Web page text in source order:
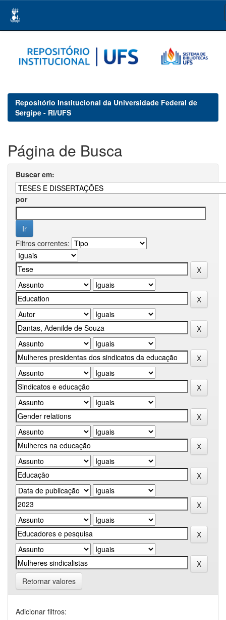
navigation
Repositório Institucional da Universidade Federal de
Sergipe - RI/UFS
Página de Busca
Buscar em:
por
Filtros correntes:
Retornar valores
Adicionar filtros: